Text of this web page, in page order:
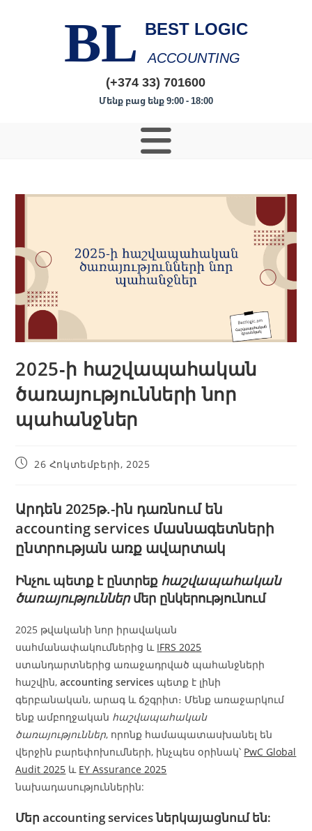
BL BEST LOGIC
ACCOUNTING
(+374 33) 701600
Մենք բաց ենք 9:00 - 18:00
2025‑ի հաշվապահական
ծառայությունների նոր
պահանջներ
26 Հոկտեմբերի, 2025
Արդեն 2025թ.-ին դառնում են
accounting services մասնագետների
ընտրության առք ավարտակ
Ինչու պետք է ընտրեք հաշվապահական
ծառայություններմեր ընկերությունում
2025 թվականի նոր իրավական
սահմանափակումներից և IFRS 2025
ստանդարտներից առաջադրված պահանջների
հաշվին,accounting services պետք է լինի
գերբանական, արագ և ճշգրիտ։ Մենք առաջարկում
ենք ամբողջական հաշվապահական
ծառայություններ, որոնք համապատասխանել են
վերջին բարեփոխումների, ինչպես օրինակ՝ PwC Global
Audit 2025 և EY Assurance 2025
նախադասություններին:
Մերaccounting servicesներկայացնում են: